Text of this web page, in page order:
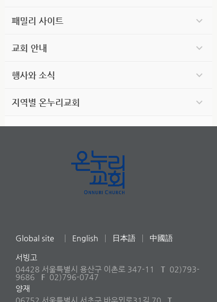
패밀리 사이트
교회 안내
행사와 소식
지역별 온누리교회
Global site English 日本語 中國語
서빙고
04428 서울특별시 용산구 이촌로 347-11
T 02)793-
9686
F 02)796-0747
양재